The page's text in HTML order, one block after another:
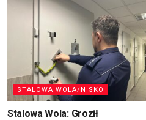
STALOWA WOLA/NISKO
Stalowa Wola: Groził